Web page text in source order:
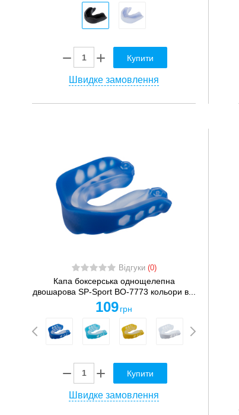
Купити
Швидке замовлення
Відгуки (0)
Капа боксерська однощелепна
двошарова SP-Sport BO-7773 кольори в...
109 грн
Купити
Швидке замовлення